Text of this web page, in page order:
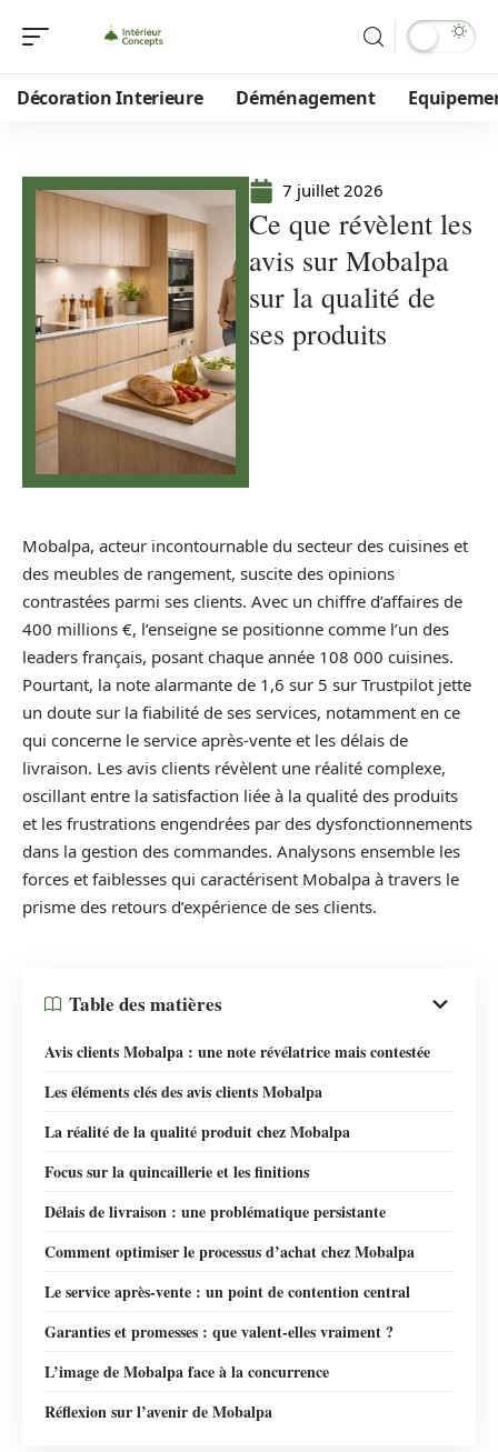
Décoration Interieure Déménagement
7 juillet 2026
Ce que révèlent les
avis sur Mobalpa
sur la qualité de
ses produits
Mobalpa, acteur incontournable du secteur des cuisines et
des meubles de rangement, suscite des opinions
contrastées parmi ses clients. Avec un chiffre d’affaires de
400 millions €, l’enseigne se positionne comme l’un des
leaders français, posant chaque année 108 000 cuisines.
Pourtant, la note alarmante de 1,6 sur 5 sur Trustpilot jette
un doute sur la fiabilité de ses services, notamment en ce
qui concerne le service après-vente et les délais de
livraison. Les avis clients révèlent une réalité complexe,
oscillant entre la satisfaction liée à la qualité des produits
et les frustrations engendrées par des dysfonctionnements
dans la gestion des commandes. Analysons ensemble les
forces et faiblesses qui caractérisent Mobalpa à travers le
prisme des retours d’expérience de ses clients.
Table des matières
Avis clients Mobalpa : une note révélatrice mais contestée
Les éléments clés des avis clients Mobalpa
La réalité de la qualité produit chez Mobalpa
Focus sur la quincaillerie et les finitions
Délais de livraison : une problématique persistante
Comment optimiser le processus d’achat chez Mobalpa
Le service après-vente : un point de contention central
Garanties et promesses : que valent-elles vraiment ?
L’image de Mobalpa face à la concurrence
Réflexion sur l’avenir de Mobalpa